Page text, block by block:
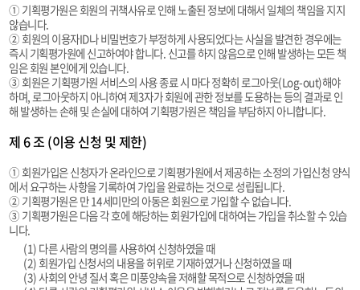
① 기획평가원은 회원의 귀책사유로 인해 노출된 정보에 대해서 일체의 책임을 지지
않습니다.
② 회원의 이용자ID나 비밀번호가 부정하게 사용되었다는 사실을 발견한 경우에는
즉시 기획평가원에 신고하여야 합니다. 신고를 하지 않음으로 인해 발생하는 모든 책
임은 회원 본인에게 있습니다.
③ 회원은 기획평가원 서비스의 사용 종료 시 마다 정확히 로그아웃(Log-out)해야
하며, 로그아웃하지 아니하여 제3자가 회원에 관한 정보를 도용하는 등의 결과로 인
해 발생하는 손해 및 손실에 대하여 기획평가원은 책임을 부담하지 아니합니다.
제 6 조 (이용 신청 및 제한)
① 회원가입은 신청자가 온라인으로 기획평가원에서 제공하는 소정의 가입신청 양식
에서 요구하는 사항을 기록하여 가입을 완료하는 것으로 성립됩니다.
② 기획평가원은 만 14세미만의 아동은 회원으로 가입할 수 없습니다.
③ 기획평가원은 다음 각 호에 해당하는 회원가입에 대하여는 가입을 취소할 수 있습
니다.
(1) 다른 사람의 명의를 사용하여 신청하였을 때
(2) 회원가입 신청서의 내용을 허위로 기재하였거나 신청하였을 때
(3) 사회의 안녕 질서 혹은 미풍양속을 저해할 목적으로 신청하였을 때